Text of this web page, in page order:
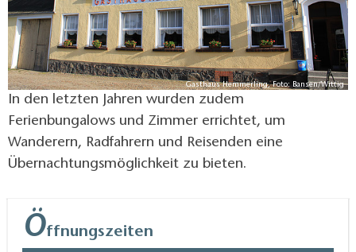
Gasthaus Hemmerling, Foto: Bansen/Wittig
In den letzten Jahren wurden zudem
Ferienbungalows und Zimmer errichtet, um
Wanderern, Radfahrern und Reisenden eine
Übernachtungsmöglichkeit zu bieten.
Öffnungszeiten